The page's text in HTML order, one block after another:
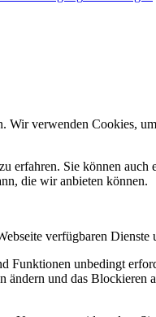
verwenden Cookies,
erfahren. Sie können
die wir anbieten können.
verfügbaren
Funktionen unbedingt
und das